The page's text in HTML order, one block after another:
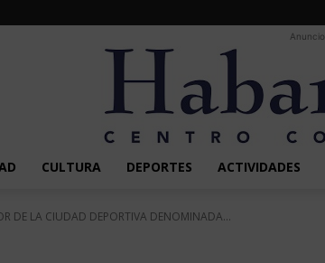
Anuncio
CULTURA DEPORTES ACTIVIDADES
DE LA CIUDAD DEPORTIVA DENOMINADA...